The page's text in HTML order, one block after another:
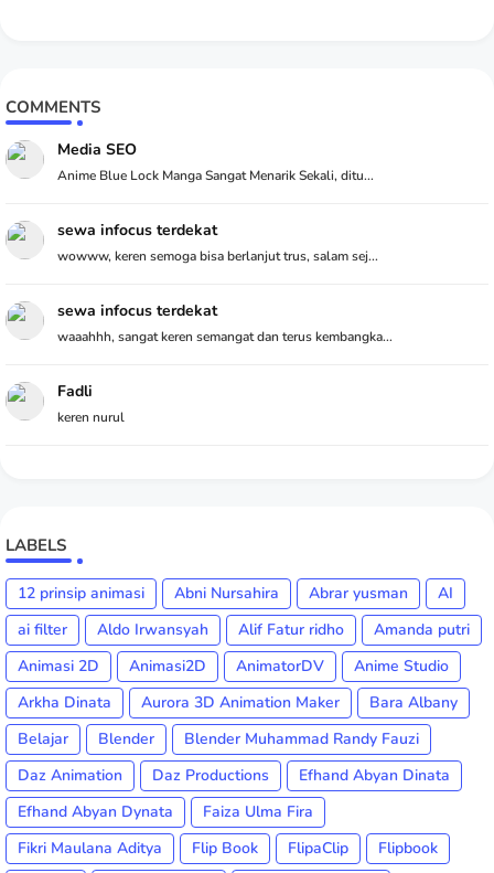
COMMENTS
Media SEO
Anime Blue Lock Manga Sangat Menarik Sekali, ditu...
sewa infocus terdekat
wowww, keren semoga bisa berlanjut trus, salam sej...
sewa infocus terdekat
waaahhh, sangat keren semangat dan terus kembangka...
Fadli
keren nurul
LABELS
12 prinsip animasi Abni Nursahira Abrar yusman
AI
ai filter
Aldo Irwansyah Alif Fatur ridho
Amanda putri
Animasi 2D
Animasi2D AnimatorDV
Anime Studio
Arkha Dinata
Aurora 3D Animation Maker
Bara Albany
Belajar
Blender
Blender Muhammad Randy Fauzi
Daz Animation
Daz Productions
Efhand Abyan Dinata
Efhand Abyan Dynata
Faiza Ulma Fira
Fikri Maulana Aditya
Flip Book FlipaClip
Flipbook